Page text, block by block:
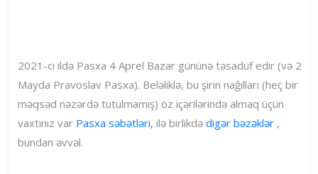
2021-ci ildə Pasxa 4 Aprel Bazar gününə təsadüf edir (və 2
Mayda Pravoslav Pasxa). Beləliklə, bu şirin nağılları (heç bir
məqsəd nəzərdə tutulmamış) öz içərilərində almaq üçün
vaxtınız var Pasxa səbətləri, ilə birlikdə digər bəzəklər ,
bundan əvvəl.